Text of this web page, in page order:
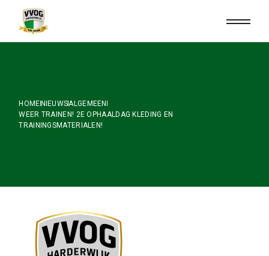
content
HOME NIEUWSALGEMEEN
WEER TRAINEN! 2E OPHAALDAG KLEDING EN
TRAININGSMATERIALEN!